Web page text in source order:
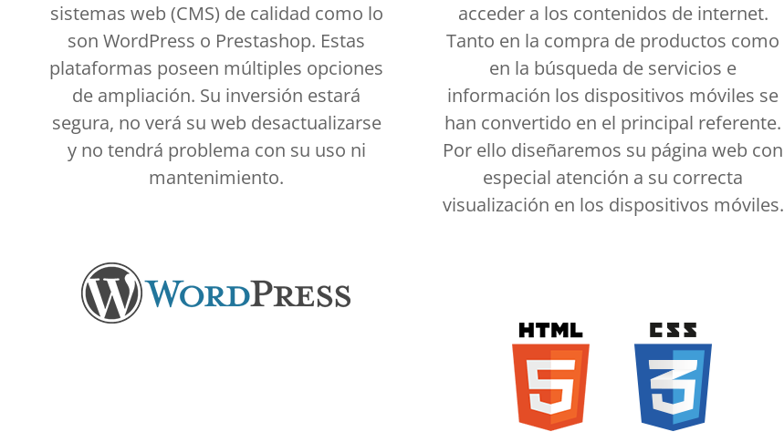
sistemas web (CMS) de calidad como lo
son WordPress o Prestashop. Estas
plataformas poseen múltiples opciones
de ampliación. Su inversión estará
segura, no verá su web desactualizarse
y no tendrá problema con su uso ni
mantenimiento.
acceder a los contenidos de internet.
Tanto en la compra de productos como
en la búsqueda de servicios e
información los dispositivos móviles se
han convertido en el principal referente.
Por ello diseñaremos su página web con
especial atención a su correcta
visualización en los dispositivos móviles.